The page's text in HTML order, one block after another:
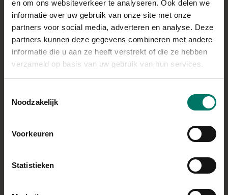
en om ons websiteverkeer te analyseren. Ook delen we
informatie over uw gebruik van onze site met onze
partners voor social media, adverteren en analyse. Deze
partners kunnen deze gegevens combineren met andere
informatie die u aan ze heeft verstrekt of die ze hebben
verzameld op basis van uw gebruik van hun services.
Noodzakelijk
Voorkeuren
Statistieken
laten ontdooien;
2. Spray de springvorm in met de bakspray;
helemaal bedekt is;
5. Mix de eieren, pesto en cottage cheese tot een egaal
6. Leg in de springvorm de gekookte broccoli en verdeel de